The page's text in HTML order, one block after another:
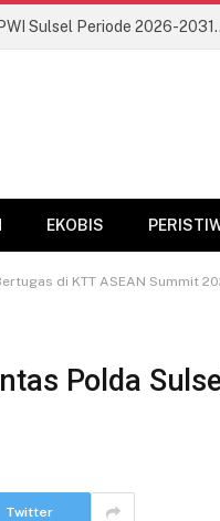
Dorong Profesionalisme
EKOBIS
di KTT ASEAN Summit
Polda
Twitter